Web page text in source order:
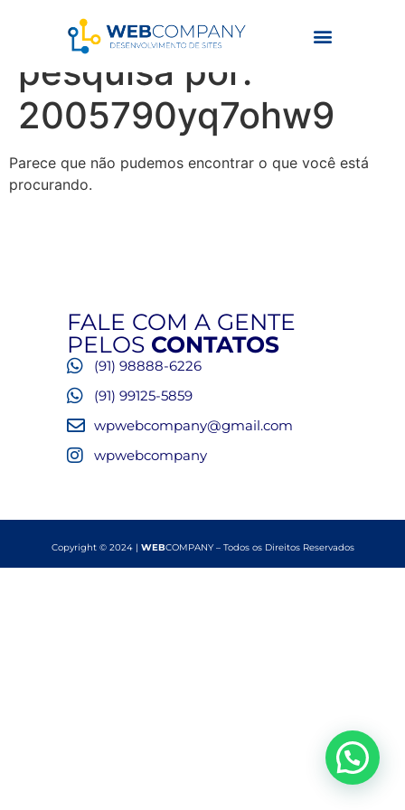
Resultados da
pesquisa por:
2005790yq7ohw9
Parece que não pudemos encontrar o que você está
procurando.
FALE COM A GENTE
PELOS CONTATOS
(91) 98888-6226
(91) 99125-5859
wpwebcompany@gmail.com
wpwebcompany
Copyright © 2024 | WEBCOMPANY – Todos os Direitos Reservados